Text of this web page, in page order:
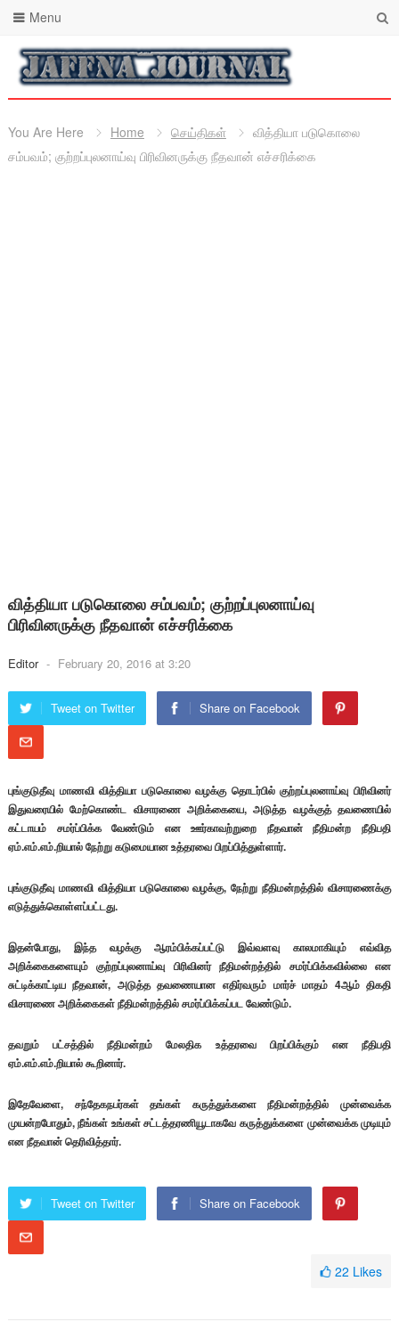
Menu
You Are Here Home செய்திகள்
வித்தியா படுகொலை
சம்பவம்; குற்றப்புலனாய்வு பிரிவினருக்கு நீதவான் எச்சரிக்கை
வித்தியா படுகொலை சம்பவம்; குற்றப்புலனாய்வு
பிரிவினருக்கு நீதவான் எச்சரிக்கை
Editor - February 20, 2016 at 3:20
Tweet on Twitter Share on Facebook
புங்குடுதீவு மாணவி வித்தியா படுகொலை வழக்கு தொடர்பில் குற்றப்புலனாய்வு பிரிவினர்
இதுவரையில் மேற்கொண்ட விசாரணை அறிக்கையை, அடுத்த வழக்குத் தவணையில்
கட்டாயம் சமர்ப்பிக்க வேண்டும் என ஊர்காவற்றுறை நீதவான் நீதிமன்ற நீதிபதி
ஏம்.எம்.எம்.றியால் நேற்று கடுமையான உத்தரவை பிறப்பித்துள்ளார்.
புங்குடுதீவு மாணவி வித்தியா படுகொலை வழக்கு, நேற்று நீதிமன்றத்தில் விசாரணைக்கு
எடுத்துக்கொள்ளப்பட்டது.
இதன்போது, இந்த வழக்கு ஆரம்பிக்கப்பட்டு இவ்வளவு காலமாகியும் எவ்வித
அறிக்கைகளையும் குற்றப்புலனாய்வு பிரிவினர் நீதிமன்றத்தில் சமர்ப்பிக்கவில்லை என
சுட்டிக்காட்டிய நீதவான், அடுத்த தவணையான எதிர்வரும் மார்ச் மாதம் 4ஆம் திகதி
விசாரணை அறிக்கைகள் நீதிமன்றத்தில் சமர்ப்பிக்கப்பட வேண்டும்.
தவறும் பட்சத்தில் நீதிமன்றம் மேலதிக உத்தரவை பிறப்பிக்கும் என நீதிபதி
ஏம்.எம்.எம்.றியால் கூறினார்.
இதேவேளை, சந்தேகநபர்கள் தங்கள் கருத்துக்களை நீதிமன்றத்தில் முன்வைக்க
முயன்றபோதும், நீங்கள் உங்கள் சட்டத்தரணியூடாகவே கருத்துக்க​​​​​ளை முன்வைக்க முடியும்
என நீதவான் தெரிவித்தார்.
Tweet on Twitter Share on Facebook
22 Likes